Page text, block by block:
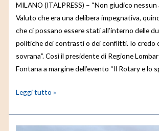
MILANO (ITALPRESS) – “Non giudico
Valuto che era una delibera impegnativa,
che ci possano essere stati all’interno delle
politiche dei contrasti o dei conflitti. Io credo
sovrana”. Così il presidente di Regione
Fontana a margine dell’evento “Il Rotary e lo
Leggi tutto »